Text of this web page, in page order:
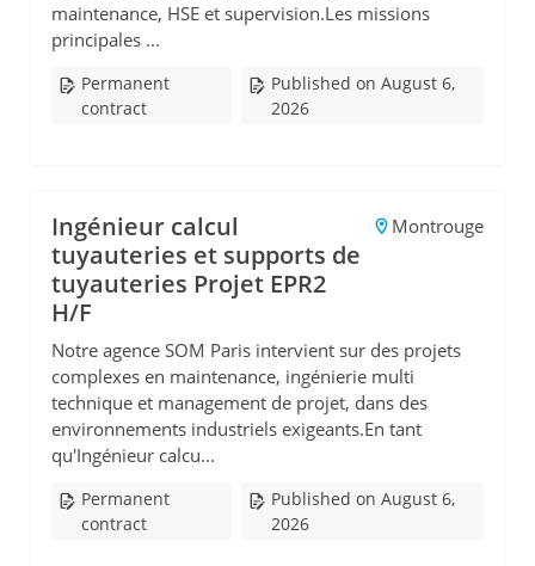
maintenance, HSE et supervision.Les missions
principales ...
Permanent
contract
Published on August 6,
2026
Ingénieur calcul
tuyauteries et supports de
tuyauteries Projet EPR2
H/F
Montrouge
Notre agence SOM Paris intervient sur des projets
complexes en maintenance, ingénierie multi
technique et management de projet, dans des
environnements industriels exigeants.En tant
qu'Ingénieur calcu...
Permanent
contract
Published on August 6,
2026